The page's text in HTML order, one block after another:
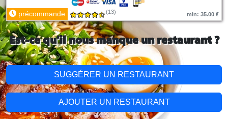
précommande (13) min: 35.00 €
Est-ce qu'il nous manque un restaurant ?
SUGGÉRER UN RESTAURANT
AJOUTER UN RESTAURANT